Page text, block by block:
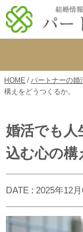
HOME /パートナーの婚
構えをどうつくるか。
婚活でも
込む心の構
DATE : 2025年12月